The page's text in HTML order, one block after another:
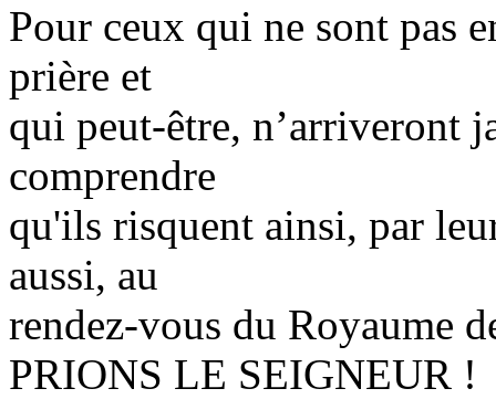
Pour ceux qui ne sont pas
prière et
qui peut-être, n’arriveront
comprendre
qu'ils risquent ainsi, par
aussi, au
rendez-vous du Royaume
PRIONS LE SEIGNEUR !